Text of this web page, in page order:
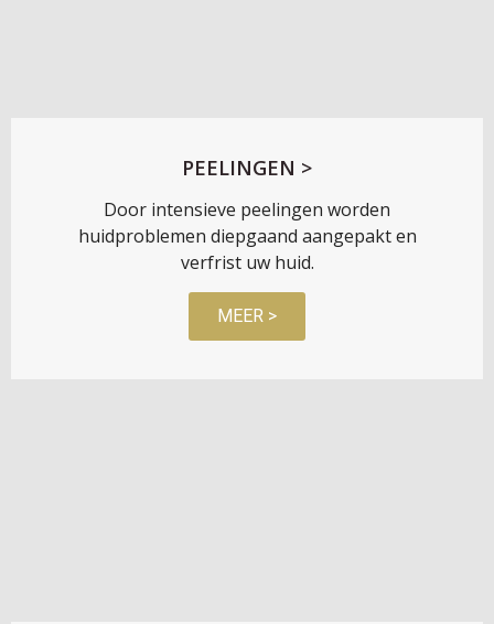
PEELINGEN >
Door intensieve peelingen worden
huidproblemen diepgaand aangepakt en
verfrist uw huid.
MEER >